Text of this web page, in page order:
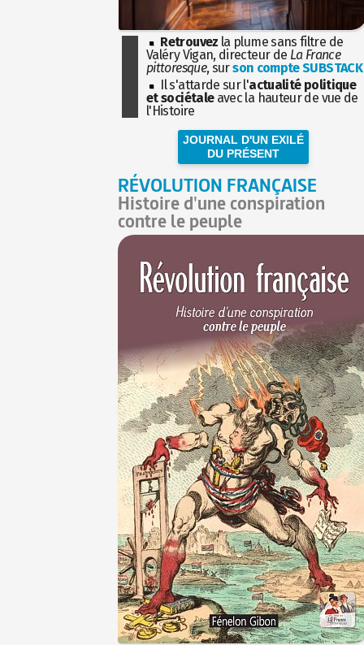
Retrouvez la plume sans filtre de
Valéry Vigan, directeur de La France
pittoresque, surson compte SUBSTACK
Il s'attarde sur l'actualité politique
et sociétaleavec la hauteur de vue de
l'Histoire
JOURNAL D'UN EXILÉ
DU PRÉSENT
RÉVOLUTION FRANÇAISE
Histoire d'une conspiration
contre le peuple